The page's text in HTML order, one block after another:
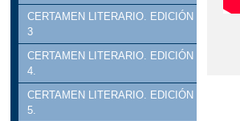
CERTAMEN LITERARIO. EDICIÓN
3
CERTAMEN LITERARIO. EDICIÓN
4.
CERTAMEN LITERARIO. EDICIÓN
5.